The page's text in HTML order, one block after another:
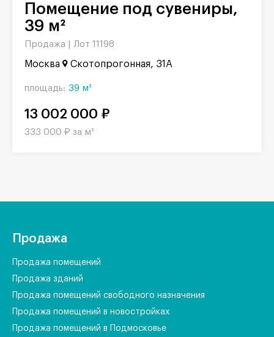
Помещение под сувениры,
39 м²
Продажа | Лот 11198
Москва Скотопрогонная, 31А
площадь: 39 м²
13 002 000 ₽
333 000 ₽ за м²
Продажа
Продажа помещений
Продажа зданий
Продажа помещений свободного назначения
Продажа помещений в новостройках
Продажа помещений в Подмосковье